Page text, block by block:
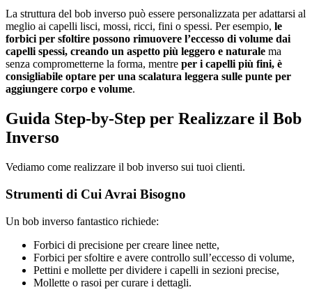
La struttura del bob inverso può essere personalizzata per adattarsi al
meglio ai capelli lisci, mossi, ricci, fini o spessi. Per esempio, le
forbici per sfoltire possono rimuovere l’eccesso di volume dai
capelli spessi, creando un aspetto più leggero e naturale ma
senza comprometterne la forma, mentre per i capelli più fini, è
consigliabile optare per una scalatura leggera sulle punte per
aggiungere corpo e volume.
Guida Step-by-Step per Realizzare il Bob
Inverso
Vediamo come realizzare il bob inverso sui tuoi clienti.
Strumenti di Cui Avrai Bisogno
Un bob inverso fantastico richiede:
Forbici di precisione per creare linee nette,
Forbici per sfoltire e avere controllo sull’eccesso di volume,
Pettini e mollette per dividere i capelli in sezioni precise,
Mollette o rasoi per curare i dettagli.